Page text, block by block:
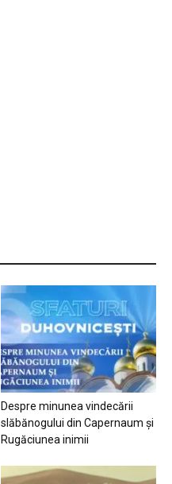
Despre minunea vindecării
slăbănogului din Capernaum și
Rugăciunea inimii